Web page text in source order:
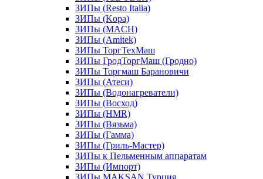
ЗИПы (Resto Italia)
ЗИПы (Kopa)
ЗИПы (MACH)
ЗИПы (Amitek)
ЗИПы ТоргТехМаш
ЗИПы ГродТоргМаш (Гродно)
ЗИПы Торгмаш Барановичи
ЗИПы (Атеси)
ЗИПы (Водонагреватели)
ЗИПы (Восход)
ЗИПы (HMR)
ЗИПы (Вязьма)
ЗИПы (Гамма)
ЗИПы (Гриль-Мастер)
ЗИПы к Пельменным аппаратам
ЗИПы (Импорт)
ЗИПы MAKSAN Турция